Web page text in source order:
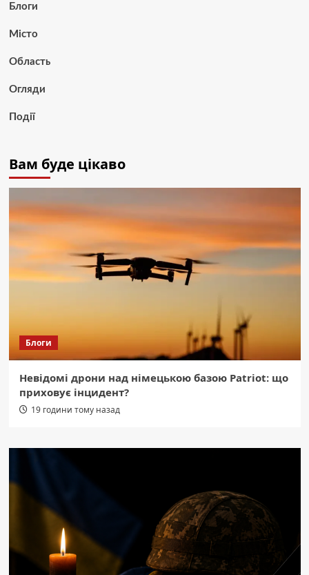
Блоги
Місто
Область
Огляди
Події
Вам буде цікаво
Блоги
Невідомі дрони над німецькою базою Patriot: що
приховує інцидент?
19 години тому назад